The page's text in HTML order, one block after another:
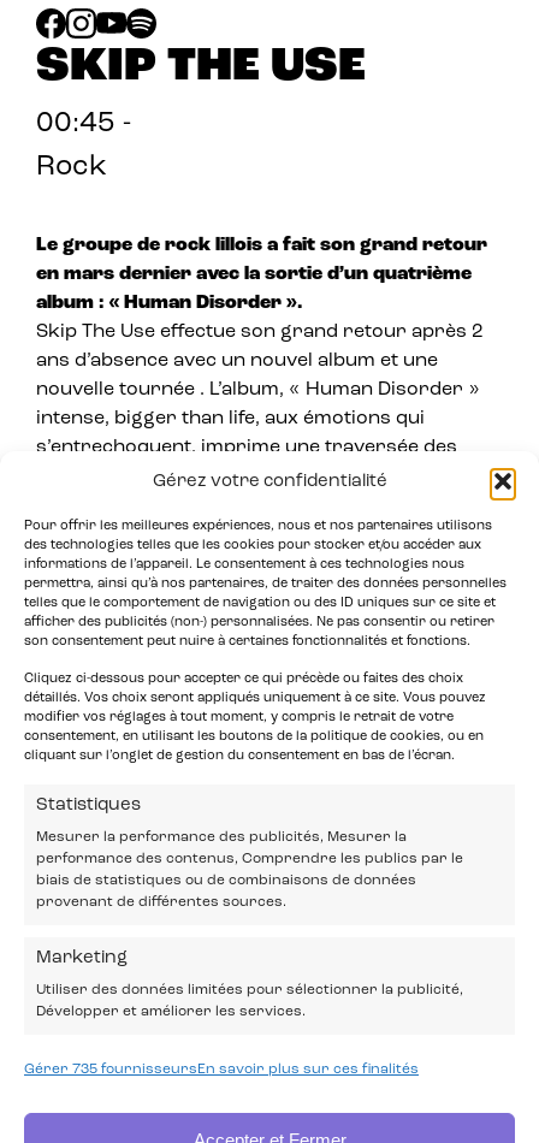
Gérez votre confidentialité
Pour offrir les meilleures expériences, nous et nos partenaires utilisons
des technologies telles que les cookies pour stocker et/ou accéder aux
informations de l’appareil. Le consentement à ces technologies nous
permettra, ainsi qu’à nos partenaires, de traiter des données personnelles
telles que le comportement de navigation ou des ID uniques sur ce site et
afficher des publicités (non-) personnalisées. Ne pas consentir ou retirer
son consentement peut nuire à certaines fonctionnalités et fonctions.
Cliquez ci-dessous pour accepter ce qui précède ou faites des choix
détaillés. Vos choix seront appliqués uniquement à ce site. Vous pouvez
modifier vos réglages à tout moment, y compris le retrait de votre
consentement, en utilisant les boutons de la politique de cookies, ou en
cliquant sur l’onglet de gestion du consentement en bas de l’écran.
Statistiques
Mesurer la performance des publicités, Mesurer la
performance des contenus, Comprendre les publics par le
biais de statistiques ou de combinaisons de données
provenant de différentes sources.
Marketing
Utiliser des données limitées pour sélectionner la publicité,
Développer et améliorer les services.
Gérer 735 fournisseurs En savoir plus sur ces finalités
SKIP THE USE
00:45 -
Rock
Le groupe de rock lillois a fait son grand retour
en mars dernier avec la sortie d’un quatrième
album : « Human Disorder ».
Skip The Use effectue son grand retour après 2
ans d’absence avec un nouvel album et une
nouvelle tournée . L’album, « Human Disorder »
intense, bigger than life, aux émotions qui
s’entrechoquent, imprime une traversée des
ténèbres pour accéder à la lumière, celle qui fait
montre encore une fois toute l’efficacité et la
puissance de Mat Bastard et de son gang. Un
album pop- rock parfaitement taillé pour la scène,
leur terrain de prédilection.